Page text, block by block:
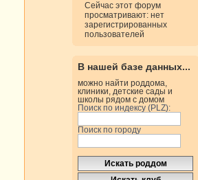
Сейчас этот форум
просматривают: нет
зарегистрированных
пользователей
В нашей базе данных...
можно найти роддома,
клиники, детские сады и
школы рядом с домом
Поиск по индексу (PLZ):
Поиск по городу